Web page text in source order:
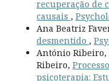
recuperação de
causais ,
Ana Beatriz
desmentido ,
António Ribeiro,
Ribeiro,
psicoterapia: